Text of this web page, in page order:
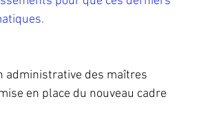
administrative des maîtres
en place du nouveau cadre